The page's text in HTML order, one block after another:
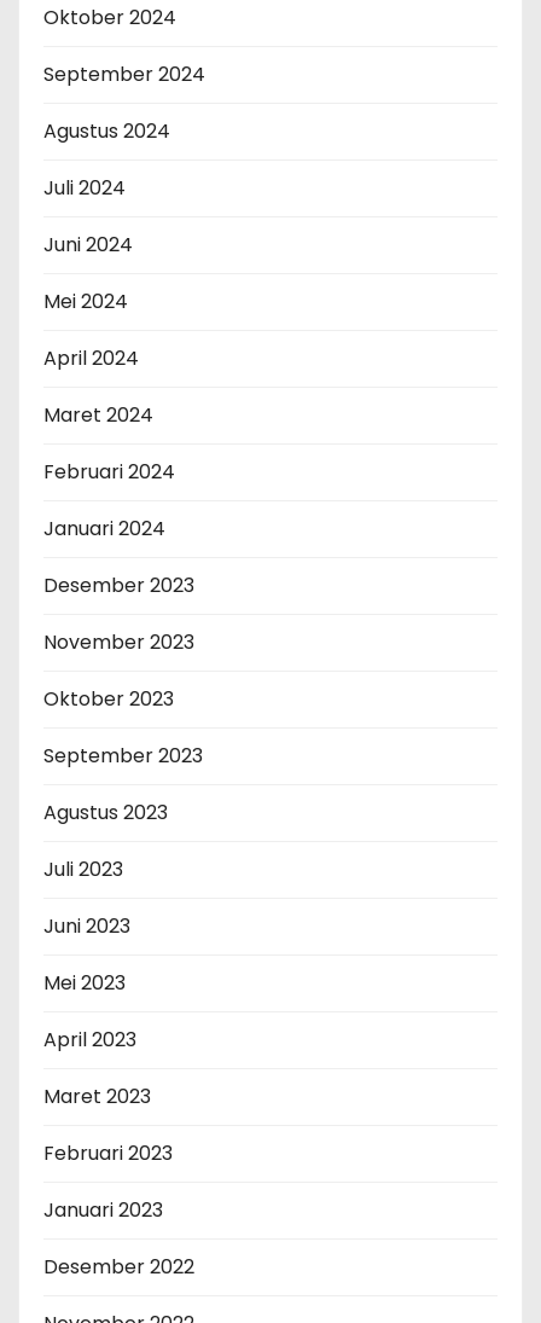
Oktober 2024
September 2024
Agustus 2024
Juli 2024
Juni 2024
Mei 2024
April 2024
Maret 2024
Februari 2024
Januari 2024
Desember 2023
November 2023
Oktober 2023
September 2023
Agustus 2023
Juli 2023
Juni 2023
Mei 2023
April 2023
Maret 2023
Februari 2023
Januari 2023
Desember 2022